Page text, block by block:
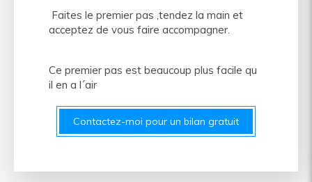
Faites le premier pas ,tendez la main et
acceptez de vous faire accompagner.
Ce premier pas est beaucoup plus facile qu
il en a l´air
Contactez-moi pour un bilan gratuit